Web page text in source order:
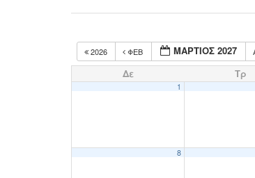
2026 ΦΕΒ ΜΆΡΤΙΟΣ 2027
Δε Τρ
1
8